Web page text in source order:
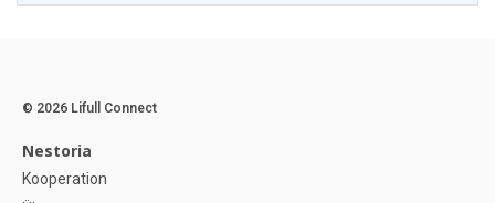
© 2026 Lifull Connect
Nestoria
Kooperation